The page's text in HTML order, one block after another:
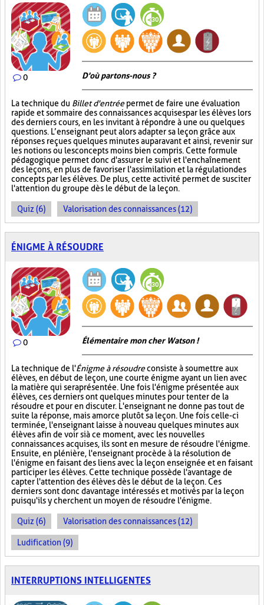
0 D'où partons-nous ?
La technique du Billet d'entréepermet de faire une évaluation
rapide et sommaire des connaissances acquises par les élèves lors
des derniers cours, en les invitant à répondre à une ou quelques
questions. L’enseignant peut alors adapter sa leçon grâce aux
réponses reçues quelques minutes auparavant et ainsi, revenir sur
les notions ou les concepts moins bien compris. Cette formule
pédagogique permet donc d'assurer le suivi et l'enchaînement
des leçons, en plus de favoriser l'assimilation et la régulation des
concepts par les élèves. De plus, cette activité permet de susciter
l'attention du groupe dès le début de la leçon.
Quiz (6) Valorisation des connaissances (12)
ÉNIGME À RÉSOUDRE
0 Élémentaire mon cher Watson !
La technique de l'Énigme à résoudreconsiste à soumettre aux
élèves, en début de leçon, une courte énigme ayant un lien avec
la matière qui sera présentée. Une fois l'énigme présentée aux
élèves, ces derniers ont quelques minutes pour tenter de la
résoudre et pour en discuter. L'enseignant ne donne pas tout de
suite la réponse, mais amorce plutôt sa leçon. Une fois celle-ci
terminée, l'enseignant laisse à nouveau quelques minutes aux
élèves afin de voir si à ce moment, avec les nouvelles
connaissances acquises, ils sont en mesure de résoudre l'énigme.
Ensuite, en plénière, l'enseignant procède à la résolution de
l'énigme en faisant des liens avec la leçon enseignée et en faisant
participer les élèves. Cette technique possède l'avantage de
capter l'attention des élèves dès le début de la leçon. Ces
derniers sont donc davantage intéressés et motivés par la leçon
puisqu'ils y cherchent un moyen de résoudre l'énigme.
Quiz (6) Valorisation des connaissances (12)
Ludification (9)
INTERRUPTIONS INTELLIGENTES